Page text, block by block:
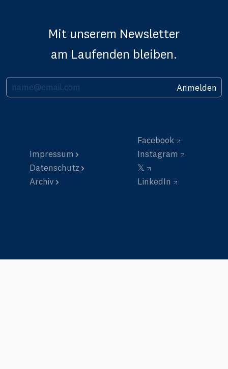
Mit unserem Newsletter
am Laufenden bleiben.
Ihre E-Mail Adresse Anmelden
Impressum
Datenschutz
Archiv
Facebook
Instagram
𝕏
LinkedIn